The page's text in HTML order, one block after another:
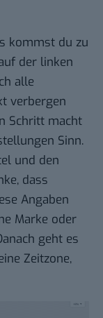
kommst du zu
der linken
alle
verbergen
Schritt macht
Sinn.
und den
dass
Angaben
Marke oder
geht es
Zeitzone,